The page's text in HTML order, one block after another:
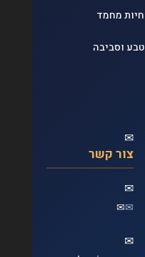
חיות מחמד
טבע וסביבה
✉
צור קשר
✉
✉
✉
✉